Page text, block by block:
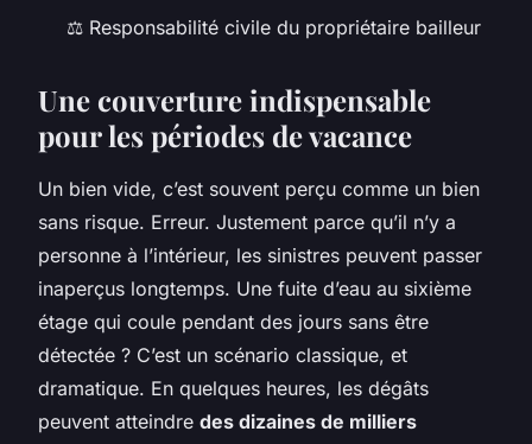
⚖️ Responsabilité civile du propriétaire bailleur
Une couverture indispensable
pour les périodes de vacance
Un bien vide, c’est souvent perçu comme un bien
sans risque. Erreur. Justement parce qu’il n’y a
personne à l’intérieur, les sinistres peuvent passer
inaperçus longtemps. Une fuite d’eau au sixième
étage qui coule pendant des jours sans être
détectée ? C’est un scénario classique, et
dramatique. En quelques heures, les dégâts
peuvent atteindre des dizaines de milliers